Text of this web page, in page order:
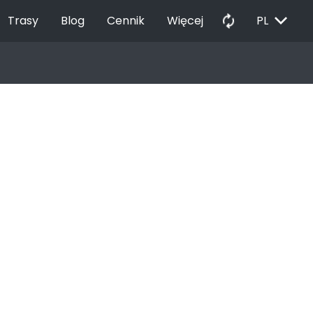
Trasy Blog Cennik Więcej autorenew PL EXPAND_MORE